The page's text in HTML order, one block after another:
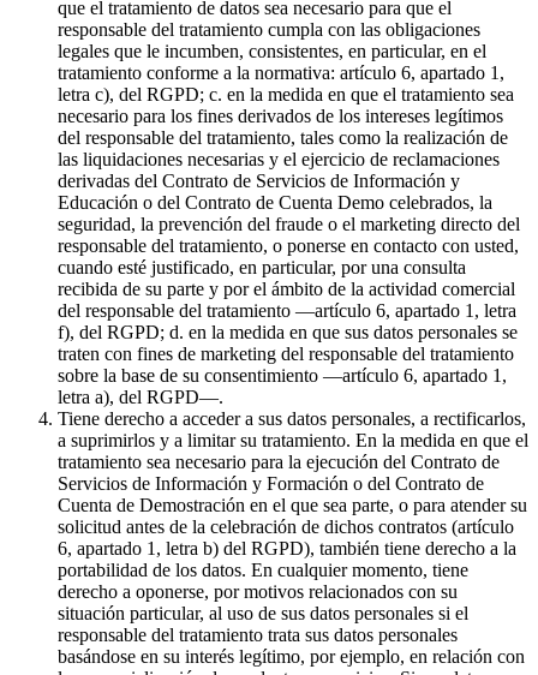
que el tratamiento de datos sea necesario para que el
responsable del tratamiento cumpla con las obligaciones
legales que le incumben, consistentes, en particular, en el
tratamiento conforme a la normativa: artículo 6, apartado 1,
letra c), del RGPD; c. en la medida en que el tratamiento sea
necesario para los fines derivados de los intereses legítimos
del responsable del tratamiento, tales como la realización de
las liquidaciones necesarias y el ejercicio de reclamaciones
derivadas del Contrato de Servicios de Información y
Educación o del Contrato de Cuenta Demo celebrados, la
seguridad, la prevención del fraude o el marketing directo del
responsable del tratamiento, o ponerse en contacto con usted,
cuando esté justificado, en particular, por una consulta
recibida de su parte y por el ámbito de la actividad comercial
del responsable del tratamiento —artículo 6, apartado 1, letra
f), del RGPD; d. en la medida en que sus datos personales se
traten con fines de marketing del responsable del tratamiento
sobre la base de su consentimiento —artículo 6, apartado 1,
letra a), del RGPD—.
Tiene derecho a acceder a sus datos personales, a rectificarlos,
a suprimirlos y a limitar su tratamiento. En la medida en que el
tratamiento sea necesario para la ejecución del Contrato de
Servicios de Información y Formación o del Contrato de
Cuenta de Demostración en el que sea parte, o para atender su
solicitud antes de la celebración de dichos contratos (artículo
6, apartado 1, letra b) del RGPD), también tiene derecho a la
portabilidad de los datos. En cualquier momento, tiene
derecho a oponerse, por motivos relacionados con su
situación particular, al uso de sus datos personales si el
responsable del tratamiento trata sus datos personales
basándose en su interés legítimo, por ejemplo, en relación con